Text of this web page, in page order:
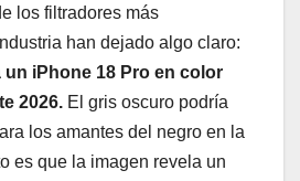
los filtradores más
han dejado algo claro:
un iPhone 18 Pro en color
2026. El gris oscuro podría
los amantes del negro en la
es que la imagen revela un